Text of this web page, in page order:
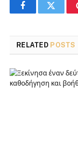
FacebookTwitter
RELATED POSTS